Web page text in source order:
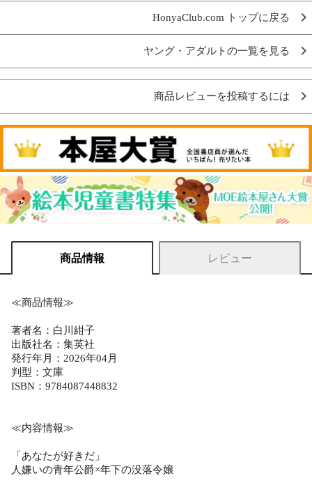
HonyaClub.com トップに戻る
ヤング・アダルトの一覧を見る
商品レビューを投稿するには
商品情報 レビュー
≪商品情報≫
著者名：白川紺子
出版社名：集英社
発行年月：2026年04月
判型：文庫
ISBN：9784087448832
≪内容情報≫
「あなたが好きだ」
人嫌いの青年公爵×年下の没落令嬢